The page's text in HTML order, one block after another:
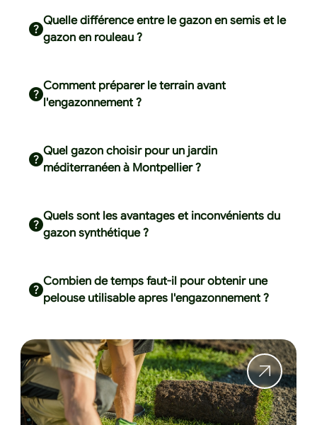
Quelle différence entre le gazon en semis et le
gazon en rouleau ?
Comment préparer le terrain avant
l'engazonnement ?
Quel gazon choisir pour un jardin
méditerranéen à Montpellier ?
Quels sont les avantages et inconvénients du
gazon synthétique ?
Combien de temps faut-il pour obtenir une
pelouse utilisable apres l'engazonnement ?